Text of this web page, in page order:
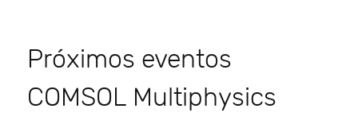
Próximos eventos
COMSOL Multiphysics